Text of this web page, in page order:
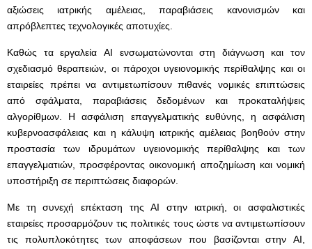
αξιώσεις ιατρικής αμέλειας, παραβιάσεις κανονισμών και
απρόβλεπτες τεχνολογικές αποτυχίες.
Καθώς τα εργαλεία AI ενσωματώνονται στη διάγνωση και τον
σχεδιασμό θεραπειών, οι πάροχοι υγειονομικής περίθαλψης και οι
εταιρείες πρέπει να αντιμετωπίσουν πιθανές νομικές επιπτώσεις
από σφάλματα, παραβιάσεις δεδομένων και προκαταλήψεις
αλγορίθμων. Η ασφάλιση επαγγελματικής ευθύνης, η ασφάλιση
κυβερνοασφάλειας και η κάλυψη ιατρικής αμέλειας βοηθούν στην
προστασία των ιδρυμάτων υγειονομικής περίθαλψης και των
επαγγελματιών, προσφέροντας οικονομική αποζημίωση και νομική
υποστήριξη σε περιπτώσεις διαφορών.
Με τη συνεχή επέκταση της AI στην ιατρική, οι ασφαλιστικές
εταιρείες προσαρμόζουν τις πολιτικές τους ώστε να αντιμετωπίσουν
τις πολυπλοκότητες των αποφάσεων που βασίζονται στην AI,